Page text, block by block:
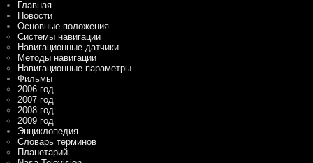
Главная
Новости
Основные положения
Системы навигации
Навигационные датчики
Методы навигации
Навигационные параметры
Фильмы
2006 год
2007 год
2008 год
2009 год
Энциклопедия
Словарь терминов
Планетарий